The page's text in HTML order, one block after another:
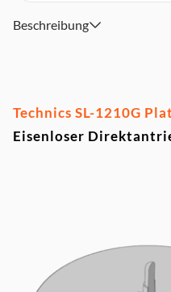
Beschreibung
Technics SL-1210G
Eisenloser